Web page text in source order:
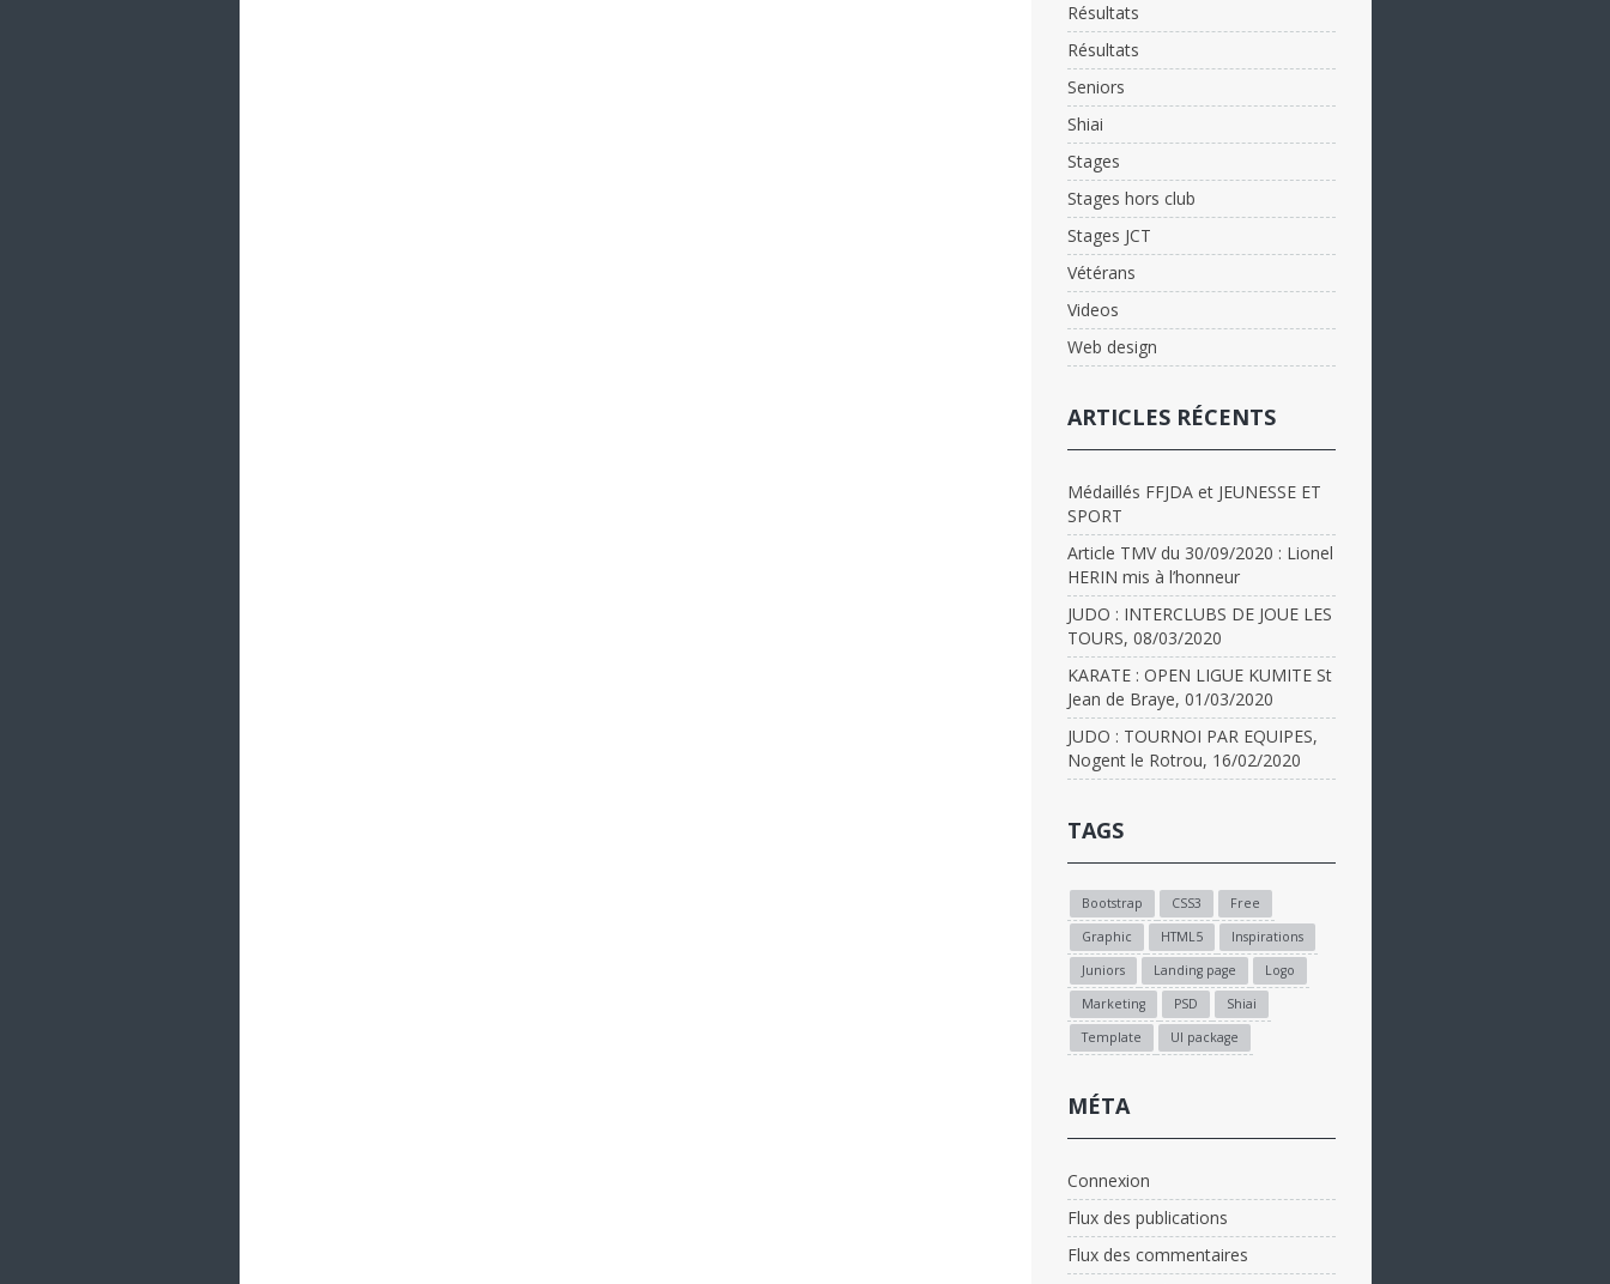
Résultats
Résultats
Seniors
Shiai
Stages
Stages hors club
Stages JCT
Vétérans
Videos
Web design
ARTICLES RÉCENTS
Médaillés FFJDA et JEUNESSE ET
SPORT
Article TMV du 30/09/2020 : Lionel
HERIN mis à l’honneur
JUDO : INTERCLUBS DE JOUE LES
TOURS, 08/03/2020
KARATE : OPEN LIGUE KUMITE St
Jean de Braye, 01/03/2020
JUDO : TOURNOI PAR EQUIPES,
Nogent le Rotrou, 16/02/2020
TAGS
Bootstrap CSS3
Free
Graphic
HTML5
Inspirations
Juniors
Landing page
Logo
Marketing
PSD
Shiai
Template
UI package
MÉTA
Connexion
Flux des publications
Flux des commentaires